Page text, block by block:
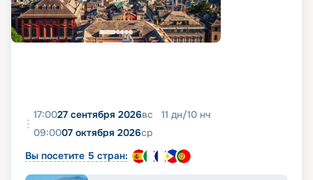
17:0027 сентября 2026вс 11 дн/10 нч
09:0007 октября 2026ср
Вы посетите 5 стран: